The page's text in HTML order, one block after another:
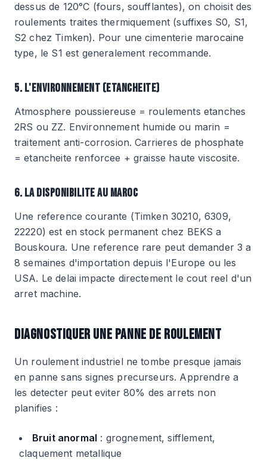
dessus de 120°C (fours, soufflantes), on choisit des
roulements traites thermiquement (suffixes S0, S1,
S2 chez Timken). Pour une cimenterie marocaine
type, le S1 est generalement recommande.
5. L'ENVIRONNEMENT (ETANCHEITE)
Atmosphere poussiereuse = roulements etanches
2RS ou ZZ. Environnement humide ou marin =
traitement anti-corrosion. Carrieres de phosphate
= etancheite renforcee + graisse haute viscosite.
6. LA DISPONIBILITE AU MAROC
Une reference courante (Timken 30210, 6309,
22220) est en stock permanent chez BEKS a
Bouskoura. Une reference rare peut demander 3 a
8 semaines d'importation depuis l'Europe ou les
USA. Le delai impacte directement le cout reel d'un
arret machine.
DIAGNOSTIQUER UNE PANNE DE ROULEMENT
Un roulement industriel ne tombe presque jamais
en panne sans signes precurseurs. Apprendre a
les detecter peut eviter 80% des arrets non
planifies :
Bruit anormal : grognement, sifflement,
claquement metallique